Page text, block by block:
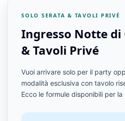
SOLO SERATA & TAVOLI PRIVÉ
Ingresso Notte di
& Tavoli Privé
Vuoi arrivare solo per il party
modalità esclusiva con tavolo
Ecco le formule disponibili per la